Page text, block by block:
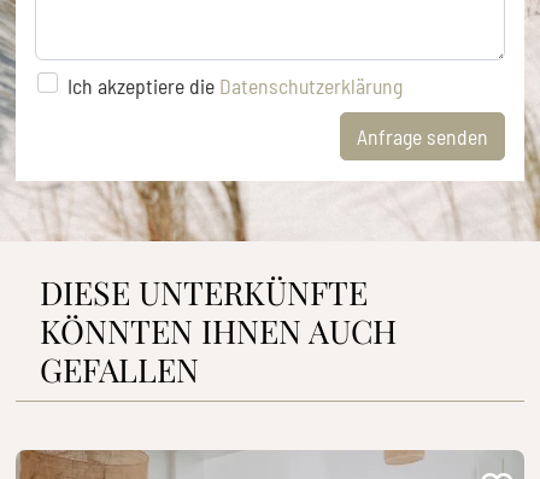
Ich akzeptiere die Datenschutzerklärung
Anfrage senden
DIESE UNTERKÜNFTE
KÖNNTEN IHNEN AUCH
GEFALLEN